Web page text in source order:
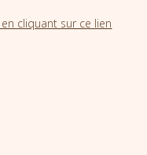
cliquant sur ce lien